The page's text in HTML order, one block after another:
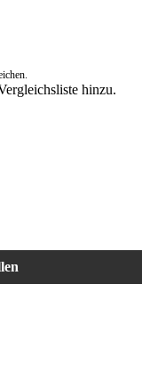
hinzu.